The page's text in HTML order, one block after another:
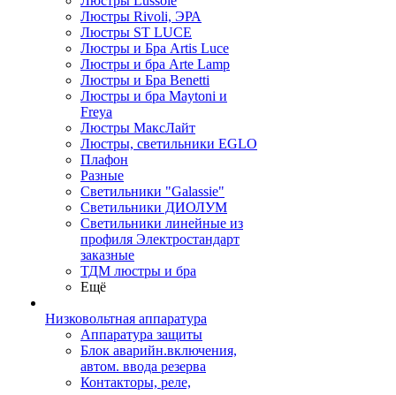
Люстры Rivoli, ЭРА
Люстры ST LUCE
Люстры и Бра Artis Luce
Люстры и бра Arte Lamp
Люстры и Бра Benetti
Люстры и бра Maytoni и
Freya
Люстры МаксЛайт
Люстры, светильники EGLO
Плафон
Разные
Светильники "Galassie"
Светильники ДИОЛУМ
Светильники линейные из
профиля Электростандарт
заказные
ТДМ люстры и бра
Ещё
Низковольтная аппаратура
Аппаратура защиты
Блок аварийн.включения,
автом. ввода резерва
Контакторы, реле,